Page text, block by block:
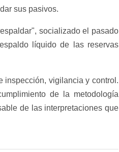
sus pasivos.
socializado el pasado
líquido de las reservas
inspección, vigilancia y control.
de la metodología
de las interpretaciones que